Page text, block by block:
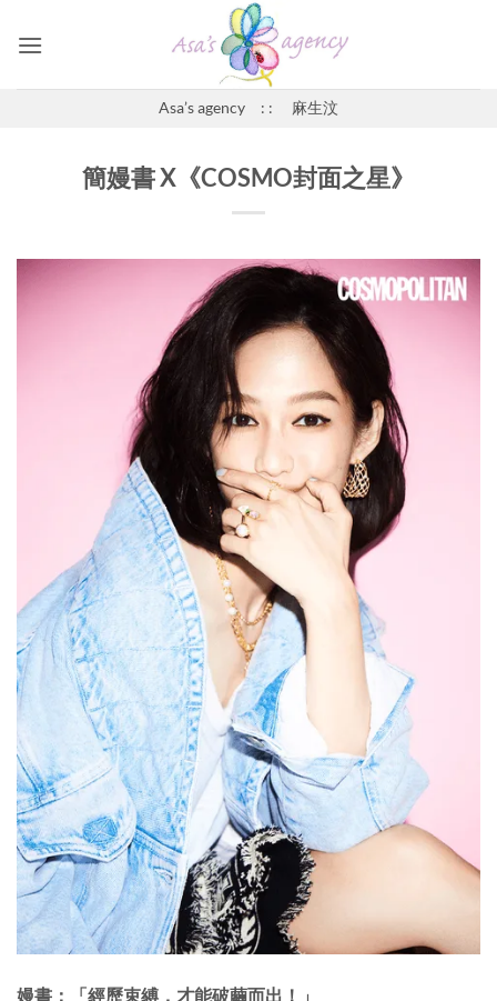
Asa’s agency : : 麻生汶
簡嫚書 X《COSMO封面之星》
嫚書：「經歷束縛，才能破繭而出！」